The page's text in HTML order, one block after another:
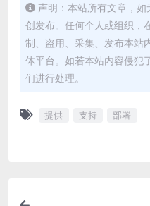
声明：本站所有文章，
创发布。任何个人或组织，
制、盗用、采集、发布本站
体平台。如若本站内容侵犯
们进行处理。
提供 支持 部署